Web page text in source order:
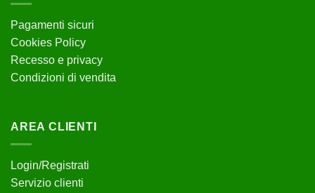
Pagamenti sicuri
Cookies Policy
Recesso e privacy
Condizioni di vendita
AREA CLIENTI
Login/Registrati
Servizio clienti